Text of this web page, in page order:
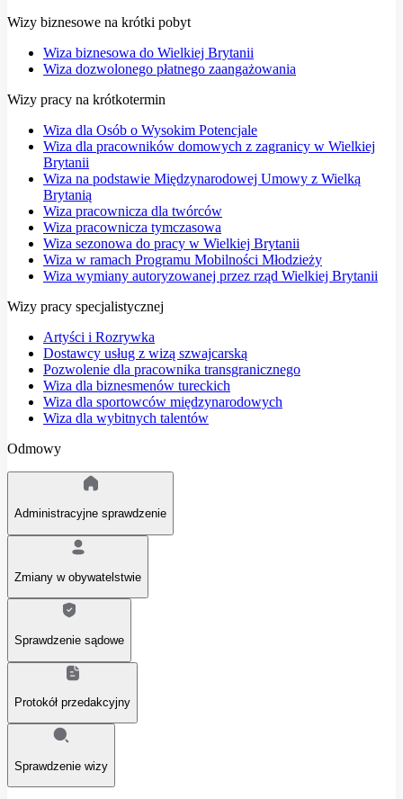
Wizy biznesowe na krótki pobyt
Wiza biznesowa do Wielkiej Brytanii
Wiza dozwolonego płatnego zaangażowania
Wizy pracy na krótkotermin
Wiza dla Osób o Wysokim Potencjale
Wiza dla pracowników domowych z zagranicy w Wielkiej
Brytanii
Wiza na podstawie Międzynarodowej Umowy z Wielką
Brytanią
Wiza pracownicza dla twórców
Wiza pracownicza tymczasowa
Wiza sezonowa do pracy w Wielkiej Brytanii
Wiza w ramach Programu Mobilności Młodzieży
Wiza wymiany autoryzowanej przez rząd Wielkiej Brytanii
Wizy pracy specjalistycznej
Artyści i Rozrywka
Dostawcy usług z wizą szwajcarską
Pozwolenie dla pracownika transgranicznego
Wiza dla biznesmenów tureckich
Wiza dla sportowców międzynarodowych
Wiza dla wybitnych talentów
Odmowy
Administracyjne sprawdzenie
Zmiany w obywatelstwie
Sprawdzenie sądowe
Protokół przedakcyjny
Sprawdzenie wizy